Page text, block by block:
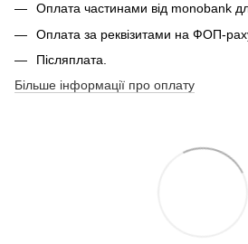
Оплата частинами від monobank
Оплата за реквізитами на ФОП-
Післяплата.
Більше інформації про оплату